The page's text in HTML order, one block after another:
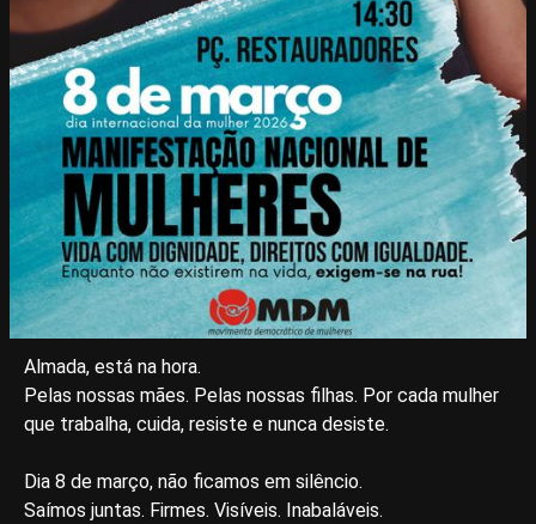
Almada, está na hora.
Pelas nossas mães. Pelas nossas filhas. Por cada mulher
que trabalha, cuida, resiste e nunca desiste.
Dia 8 de março, não ficamos em silêncio.
Saímos juntas. Firmes. Visíveis. Inabaláveis.